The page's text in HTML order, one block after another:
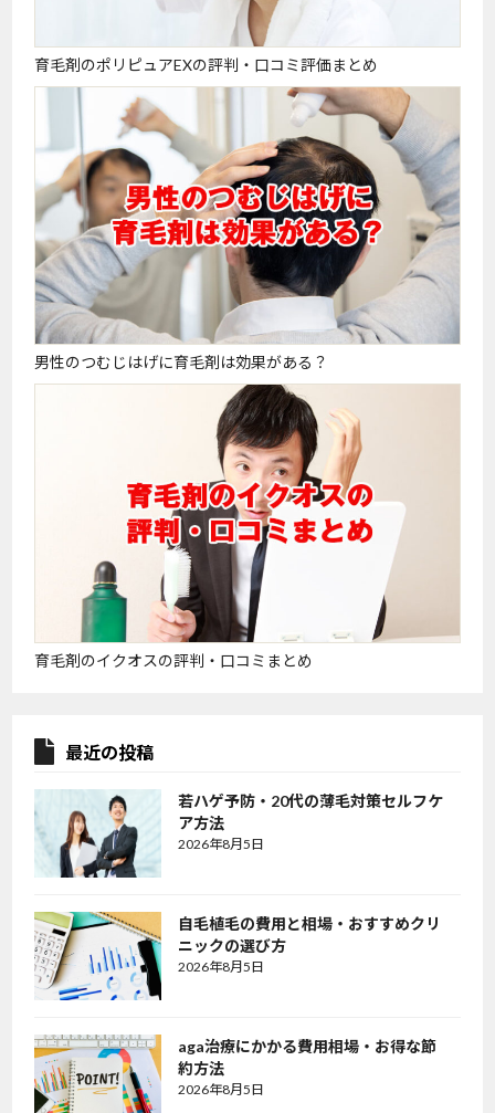
育毛剤のポリピュアEXの評判・口コミ評価まとめ
男性のつむじはげに育毛剤は効果がある？
育毛剤のイクオスの評判・口コミまとめ
最近の投稿
若ハゲ予防・20代の薄毛対策セルフケ
ア方法
2026年8月5日
自毛植毛の費用と相場・おすすめクリ
ニックの選び方
2026年8月5日
aga治療にかかる費用相場・お得な節
約方法
2026年8月5日